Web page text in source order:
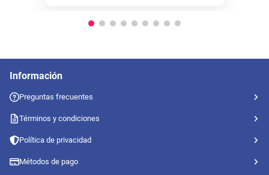
Información
Preguntas frecuentes
Términos y condiciones
Política de privacidad
Métodos de pago